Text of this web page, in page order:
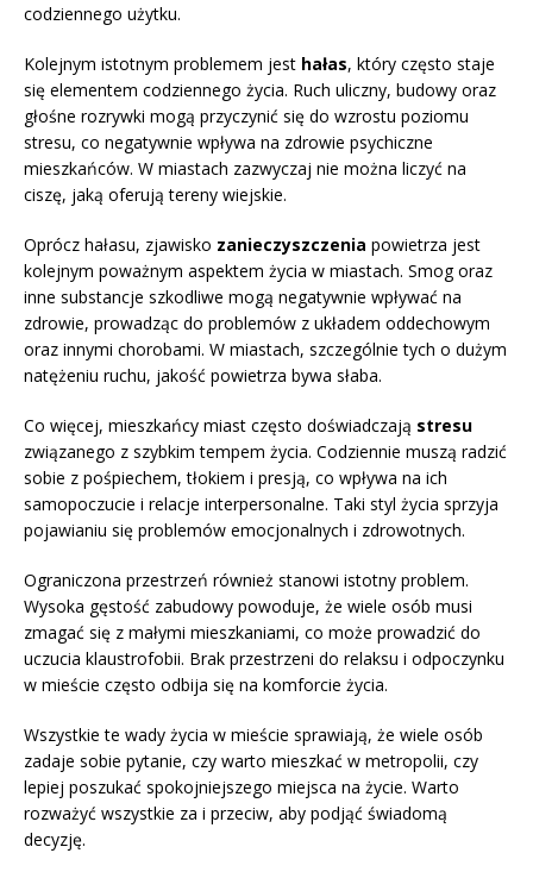
codziennego użytku.
Kolejnym istotnym problemem jest hałas, który często staje
się elementem codziennego życia. Ruch uliczny, budowy oraz
głośne rozrywki mogą przyczynić się do wzrostu poziomu
stresu, co negatywnie wpływa na zdrowie psychiczne
mieszkańców. W miastach zazwyczaj nie można liczyć na
ciszę, jaką oferują tereny wiejskie.
Oprócz hałasu, zjawisko zanieczyszczenia powietrza jest
kolejnym poważnym aspektem życia w miastach. Smog oraz
inne substancje szkodliwe mogą negatywnie wpływać na
zdrowie, prowadząc do problemów z układem oddechowym
oraz innymi chorobami. W miastach, szczególnie tych o dużym
natężeniu ruchu, jakość powietrza bywa słaba.
Co więcej, mieszkańcy miast często doświadczają stresu
związanego z szybkim tempem życia. Codziennie muszą radzić
sobie z pośpiechem, tłokiem i presją, co wpływa na ich
samopoczucie i relacje interpersonalne. Taki styl życia sprzyja
pojawianiu się problemów emocjonalnych i zdrowotnych.
Ograniczona przestrzeń również stanowi istotny problem.
Wysoka gęstość zabudowy powoduje, że wiele osób musi
zmagać się z małymi mieszkaniami, co może prowadzić do
uczucia klaustrofobii. Brak przestrzeni do relaksu i odpoczynku
w mieście często odbija się na komforcie życia.
Wszystkie te wady życia w mieście sprawiają, że wiele osób
zadaje sobie pytanie, czy warto mieszkać w metropolii, czy
lepiej poszukać spokojniejszego miejsca na życie. Warto
rozważyć wszystkie za i przeciw, aby podjąć świadomą
decyzję.